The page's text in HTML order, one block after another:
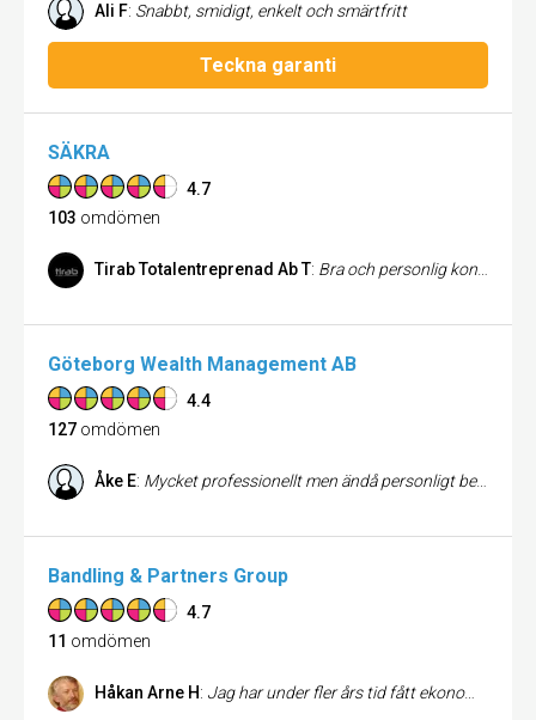
Ali F: Snabbt, smidigt, enkelt och smärtfritt
Teckna garanti
SÄKRA
4.7
103 omdömen
Tirab Totalentreprenad Ab T: Bra och personlig kontakt (även kvällar och helger)😂. Vi är mkt nöjda. Vi sköter alla våra bolags försäkringar genom Försäkringskompaniet och har gjort detta i några år nu. Finns inget att klaga på. Jag är personligen mkt nöjd med kontakten.
Göteborg Wealth Management AB
4.4
127 omdömen
Åke E: Mycket professionellt men ändå personligt bemötande på ett naturligt sätt av vår rådgivare vid genomgångar och rådgivning om finansiella produkter och placeringar. Mycket bra!
Bandling & Partners Group
4.7
11 omdömen
Håkan Arne H: Jag har under fler års tid fått ekonomisk rådgivning av Alexander Shamsai på Bandling & Partners Group, något jag är mycket nöjd med.